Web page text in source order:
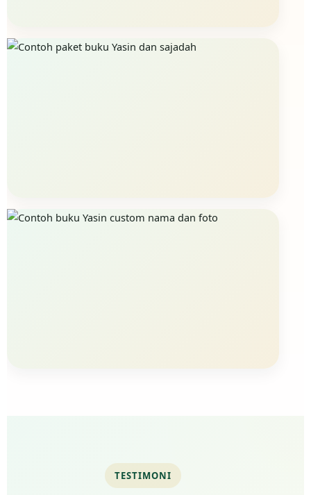
TESTIMONI